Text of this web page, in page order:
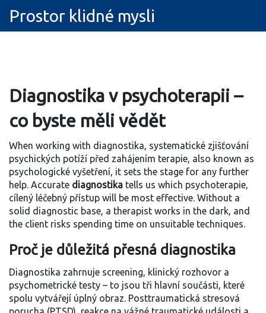
Prostor klidné mysli
Diagnostika v psychoterapii –
co byste měli vědět
When working with diagnostika, systematické zjišťování
psychických potíží před zahájením terapie, also known as
psychologické vyšetření, it sets the stage for any further
help. Accurate diagnostika tells us which psychoterapie,
cílený léčebný přístup will be most effective. Without a
solid diagnostic base, a therapist works in the dark, and
the client risks spending time on unsuitable techniques.
Proč je důležitá přesná diagnostika
Diagnostika zahrnuje screening, klinický rozhovor a
psychometrické testy – to jsou tři hlavní součásti, které
spolu vytvářejí úplný obraz. Posttraumatická stresová